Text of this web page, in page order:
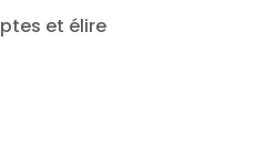
et élire